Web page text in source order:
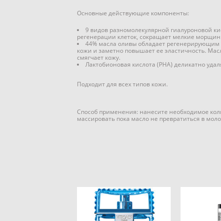
Основные действующие компоненты:
9 видов разномолекулярной гиалуроновой
регенерации клеток, сокращает мелкие
44% масла оливы обладает
кожи и заметно повышает ее эластичность.
смягчает кожу.
Лактобионовая кислота (PHA) деликатно
Подходит для всех типов кожи.
Способ применения: нанесите необходимое
массировать пока масло не превратиться в